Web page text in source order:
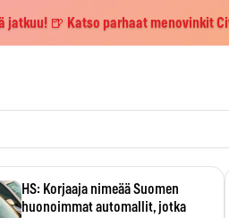
jatkuu! 🍺 Katso parhaat menovinkit
HS: Korjaaja nimeää Suomen
huonoimmat automallit, jotka